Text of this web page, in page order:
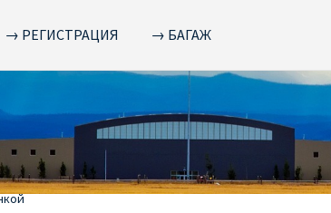
→ РЕГИСТРАЦИЯ → БАГАЖ
Ryanair
Ryanair из ВаршавыRyanair из Вильнюса
RYANAIR ИЗ ТАЛЛИНАRyanair из Тампере